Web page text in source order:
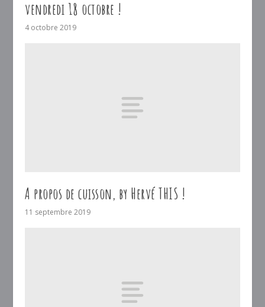
vendredi 18 octobre !
4 octobre 2019
A propos de cuisson, by Hervé THIS !
11 septembre 2019